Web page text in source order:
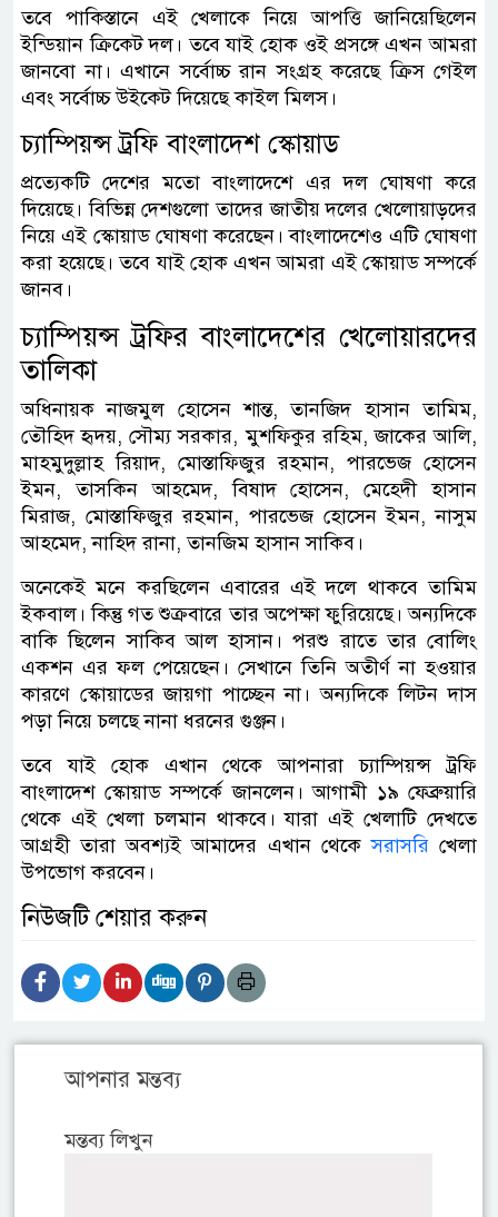
তবে পাকিস্তানে এই খেলাকে নিয়ে আপত্তি জানিয়েছিলেন
ইন্ডিয়ান ক্রিকেট দল। তবে যাই হোক ওই প্রসঙ্গে এখন আমরা
জানবো না। এখানে সর্বোচ্চ রান সংগ্রহ করেছে ক্রিস গেইল
এবং সর্বোচ্চ উইকেট দিয়েছে কাইল মিলস।
চ্যাম্পিয়ন্স ট্রফি বাংলাদেশ স্কোয়াড
প্রত্যেকটি দেশের মতো বাংলাদেশে এর দল ঘোষণা করে
দিয়েছে। বিভিন্ন দেশগুলো তাদের জাতীয় দলের খেলোয়াড়দের
নিয়ে এই স্কোয়াড ঘোষণা করেছেন। বাংলাদেশেও এটি ঘোষণা
করা হয়েছে। তবে যাই হোক এখন আমরা এই স্কোয়াড সম্পর্কে
জানব।
চ্যাম্পিয়ন্স ট্রফির বাংলাদেশের খেলোয়ারদের
তালিকা
অধিনায়ক নাজমুল হোসেন শান্ত, তানজিদ হাসান তামিম,
তৌহিদ হৃদয়, সৌম্য সরকার, মুশফিকুর রহিম, জাকের আলি,
মাহমুদুল্লাহ রিয়াদ, মোস্তাফিজুর রহমান, পারভেজ হোসেন
ইমন, তাসকিন আহমেদ, বিষাদ হোসেন, মেহেদী হাসান
মিরাজ, মোস্তাফিজুর রহমান, পারভেজ হোসেন ইমন, নাসুম
আহমেদ, নাহিদ রানা, তানজিম হাসান সাকিব।
অনেকেই মনে করছিলেন এবারের এই দলে থাকবে তামিম
ইকবাল। কিন্তু গত শুক্রবারে তার অপেক্ষা ফুরিয়েছে। অন্যদিকে
বাকি ছিলেন সাকিব আল হাসান। পরশু রাতে তার বোলিং
একশন এর ফল পেয়েছেন। সেখানে তিনি অতীর্ণ না হওয়ার
কারণে স্কোয়াডের জায়গা পাচ্ছেন না। অন্যদিকে লিটন দাস
পড়া নিয়ে চলছে নানা ধরনের গুঞ্জন।
তবে যাই হোক এখান থেকে আপনারা চ্যাম্পিয়ন্স ট্রফি
বাংলাদেশ স্কোয়াড সম্পর্কে জানলেন। আগামী ১৯ ফেব্রুয়ারি
থেকে এই খেলা চলমান থাকবে। যারা এই খেলাটি দেখতে
আগ্রহী তারা অবশ্যই আমাদের এখান থেকেসরাসরিখেলা
উপভোগ করবেন।
নিউজটি শেয়ার করুন
আপনার মন্তব্য
মন্তব্য লিখুন